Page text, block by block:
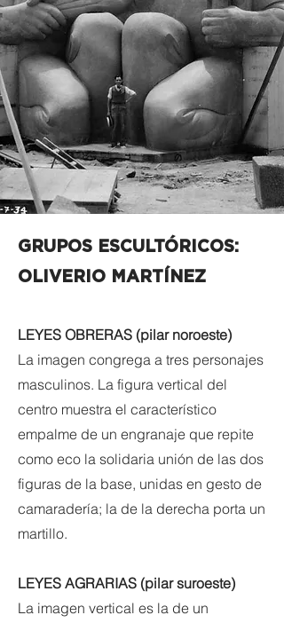
GRUPOS ESCULTÓRICOS:
OLIVERIO MARTÍNEZ
LEYES OBRERAS (pilar noroeste)
La imagen congrega a tres personajes
masculinos. La figura vertical del
centro muestra el característico
empalme de un engranaje que repite
como eco la solidaria unión de las dos
figuras de la base, unidas en gesto de
camaradería; la de la derecha porta un
martillo.
LEYES AGRARIAS (pilar suroeste)
La imagen vertical es la de un